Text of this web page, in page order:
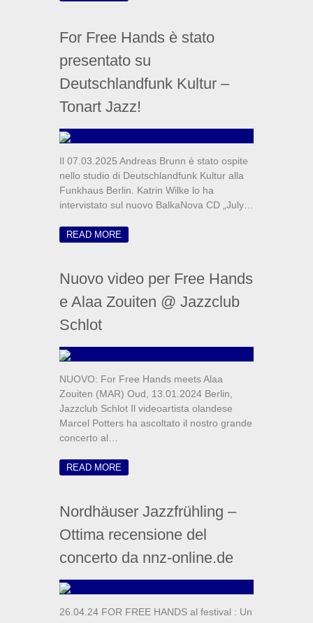
For Free Hands è stato
presentato su
Deutschlandfunk Kultur –
Tonart Jazz!
Il 07.03.2025 Andreas Brunn è stato ospite
nello studio di Deutschlandfunk Kultur alla
Funkhaus Berlin. Katrin Wilke lo ha
intervistato sul nuovo BalkaNova CD „July…
READ MORE
Nuovo video per Free Hands
e Alaa Zouiten @ Jazzclub
Schlot
NUOVO: For Free Hands meets Alaa
Zouiten (MAR) Oud, 13.01.2024 Berlin,
Jazzclub Schlot Il videoartista olandese
Marcel Potters ha ascoltato il nostro grande
concerto al…
READ MORE
Nordhäuser Jazzfrühling –
Ottima recensione del
concerto da nnz-online.de
26.04.24 FOR FREE HANDS al festival : Un